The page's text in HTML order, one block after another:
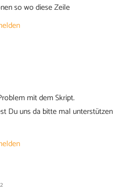
so wo diese Zeile
mit dem Skript.
Du uns da bitte mal unterstützen